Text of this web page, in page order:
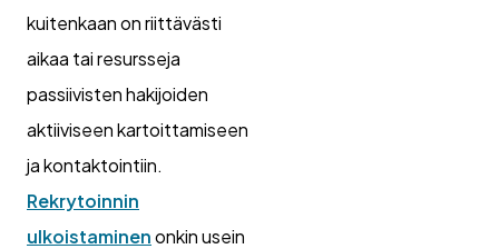
kuitenkaan on riittävästi
aikaa tai resursseja
passiivisten hakijoiden
aktiiviseen kartoittamiseen
ja kontaktointiin.
Rekrytoinnin
ulkoistaminenonkin usein